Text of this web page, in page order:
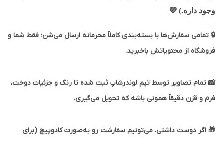
وجود داره.) 💜
🔒 تمامی سفارش‌ها با بسته‌بندی کاملاً محرمانه ارسال می‌شن؛ فقط شما و
فروشگاه از محتویاتش باخبرید.
📸 تمام تصاویر توسط تیم لوندرشاپ ثبت شده تا رنگ و جزئیات دوخت،
فرم و قزن دقیقاً همونی باشه که تحویل می‌گیری.
🎁 اگر دوست داشتی، می‌تونیم سفارشت رو به‌صورت کادوپیچ (برای